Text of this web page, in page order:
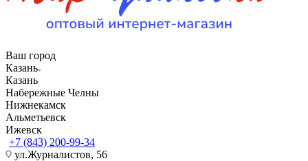
Ваш город
Казань
Казань
Набережные Челны
Нижнекамск
Альметьевск
Ижевск
+7 (843) 200-99-34
ул.Журналистов, 56